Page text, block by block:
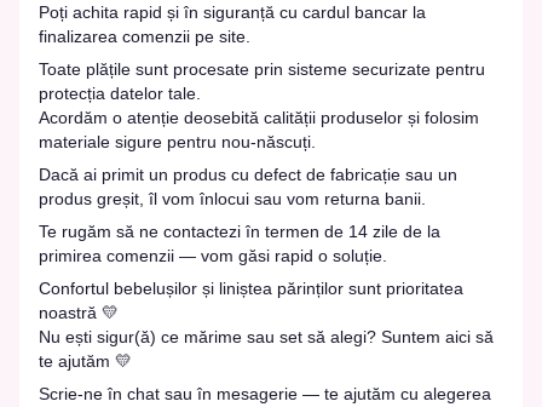
Poți achita rapid și în siguranță cu cardul bancar la
finalizarea comenzii pe site.
Toate plățile sunt procesate prin sisteme securizate pentru
protecția datelor tale.
Acordăm o atenție deosebită calității produselor și folosim
materiale sigure pentru nou-născuți.
Dacă ai primit un produs cu defect de fabricație sau un
produs greșit, îl vom înlocui sau vom returna banii.
Te rugăm să ne contactezi în termen de 14 zile de la
primirea comenzii — vom găsi rapid o soluție.
Confortul bebelușilor și liniștea părinților sunt prioritatea
noastră 💛
Nu ești sigur(ă) ce mărime sau set să alegi? Suntem aici să
te ajutăm 💛
Scrie-ne în chat sau în mesagerie — te ajutăm cu alegerea